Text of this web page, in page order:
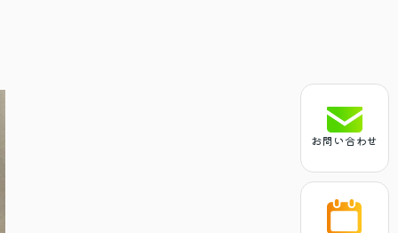
お問い合わせ